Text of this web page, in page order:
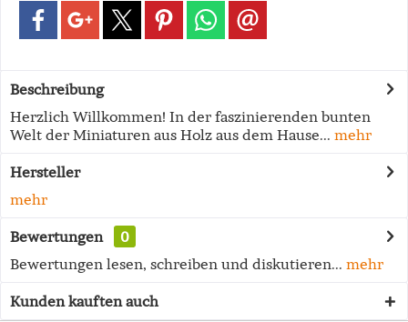
Beschreibung
Herzlich Willkommen! In der faszinierenden bunten
Welt der Miniaturen aus Holz aus dem Hause... mehr
Hersteller
mehr
Bewertungen
0
Bewertungen lesen, schreiben und diskutieren... mehr
Kunden kauften auch